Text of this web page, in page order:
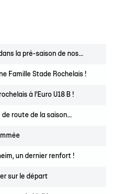
la pré-saison de nos...
Famille Stade Rochelais !
à l’Euro U18 B !
route de la saison...
un dernier renfort !
sur le départ